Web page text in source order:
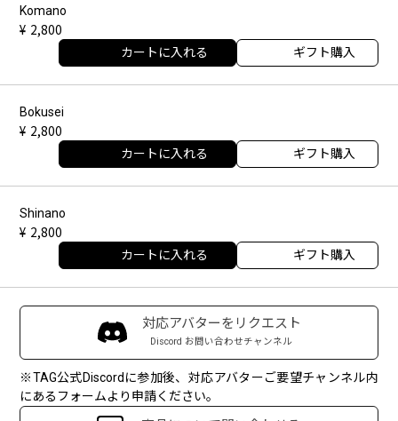
Komano
2,800
カートに入れる ギフト購入
Bokusei
2,800
カートに入れる ギフト購入
Shinano
2,800
カートに入れる ギフト購入
対応アバターをリクエスト
Discord お問い合わせチャンネル
※TAG公式Discordに参加後、対応アバターご要望チャンネル内
にあるフォームより申請ください。